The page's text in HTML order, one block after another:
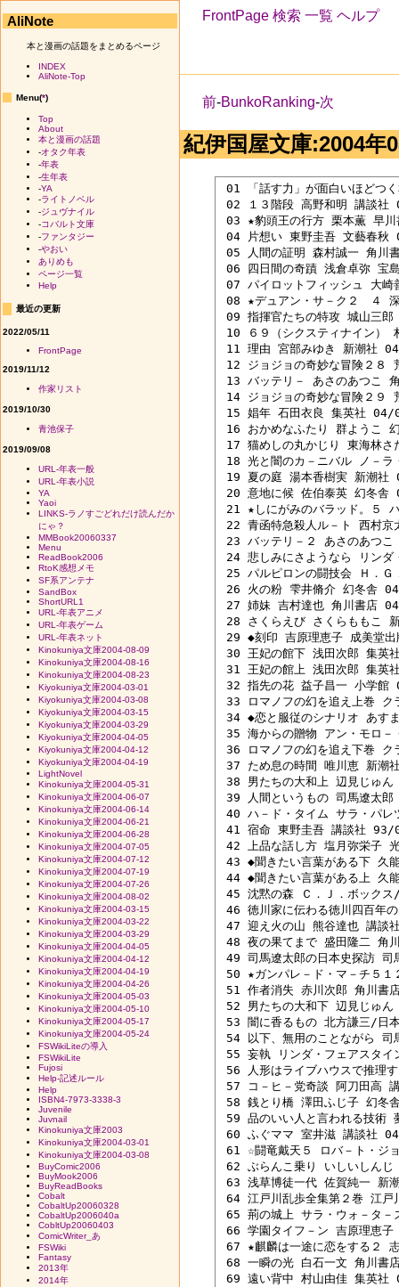
FrontPage 検索 一覧 ヘルプ
前-BunkoRanking-次
紀伊国屋文庫:2004年
01 「話す力」が面白いほど
02 １３階段 高野和明 講談
03 ★豹頭王の行方 栗本薫 早
04 片想い 東野圭吾 文藝春
05 人間の証明 森村誠一 角
06 四日間の奇蹟 浅倉卓弥
07 パイロットフィッシュ 大
08 ★デュアン・サ－ク２　４
09 指揮官たちの特攻 城山三
10 ６９（シクスティナイン
11 理由 宮部みゆき 新潮社
12 ジョジョの奇妙な冒険２
13 バッテリ－ あさのあつこ
14 ジョジョの奇妙な冒険２
15 娼年 石田衣良 集英社
16 おかめなふたり 群ようこ
17 猫めしの丸かじり 東海林
18 光と闇のカ－ニバル ノ－
19 夏の庭 湯本香樹実 新潮
20 意地に候 佐伯泰英 幻冬
21 ★しにがみのバラッド。５
22 青函特急殺人ル－ト 西村
23 バッテリ－２ あさのあつ
24 悲しみにさようなら リン
25 パルピロンの闘技会 Ｈ．
26 火の粉 雫井脩介 幻冬舎
27 姉妹 吉村達也 角川書店
28 さくらえび さくらももこ
29 ◆刻印 吉原理恵子 成美堂
30 王妃の館下 浅田次郎 集
31 王妃の館上 浅田次郎 集
32 指先の花 益子昌一 小学
33 ロマノフの幻を追え上巻
34 ◆恋と服従のシナリオ あ
35 海からの贈物 アン・モロ
36 ロマノフの幻を追え下巻
37 ため息の時間 唯川恵 新
38 男たちの大和上 辺見じゅ
39 人間というもの 司馬遼太
40 ハ－ド・タイム サラ・パ
41 宿命 東野圭吾 講談社
42 上品な話し方 塩月弥栄子
43 ◆聞きたい言葉がある下
44 ◆聞きたい言葉がある上
45 沈黙の森 Ｃ．Ｊ．ボック
46 徳川家に伝わる徳川四百
47 迎え火の山 熊谷達也 講
48 夜の果てまで 盛田隆二
49 司馬遼太郎の日本史探訪
50 ★ガンパレ－ド・マ－チ５
51 作者消失 赤川次郎 角川
52 男たちの大和下 辺見じゅ
53 闇に香るもの 北方謙三/
54 以下、無用のことながら
55 妄執 リンダ・フェアスタ
56 人形はライブハウスで推
57 コ－ヒ－党奇談 阿刀田高
58 銭とり橋 澤田ふじ子 幻
59 品のいい人と言われる技
60 ふぐママ 室井滋 講談社
61 ☆闘竜戴天５ ロバ－ト・
62 ぶらんこ乗り いしいしん
63 浅草博徒一代 佐賀純一
64 江戸川乱歩全集第２巻 江
65 荊の城上 サラ・ウォ－タ
66 学園タイフ－ン 吉原理恵
67 ★麒麟は一途に恋をする２
68 一瞬の光 白石一文 角川
69 遠い背中 村山由佳 集英
AliNote
本と漫画の話題をまとめるページ
INDEX
AliNote-Top
Menu(*)
Top
About
本と漫画の話題
-オタク年表
-年表
-生年表
-YA
-ライトノベル
-ジュヴナイル
-コバルト文庫
-ファンタジー
-やおい
ありめも
ページ一覧
Help
最近の更新
2022/05/11
FrontPage
2019/11/12
作家リスト
2019/10/30
青池保子
2019/09/08
URL-年表一般
URL-年表小説
YA
Yaoi
LINKS-ラノすごどれだけ読んだか
にゃ？
MMBook20060337
Menu
ReadBook2006
RtoK感想メモ
SF系アンテナ
SandBox
ShortURL1
URL-年表アニメ
URL-年表ゲーム
URL-年表ネット
Kinokuniya文庫2004-08-09
Kinokuniya文庫2004-08-16
Kinokuniya文庫2004-08-23
Kiyokuniya文庫2004-03-01
Kiyokuniya文庫2004-03-08
Kiyokuniya文庫2004-03-15
Kiyokuniya文庫2004-03-29
Kiyokuniya文庫2004-04-05
Kiyokuniya文庫2004-04-12
Kiyokuniya文庫2004-04-19
LightNovel
Kinokuniya文庫2004-05-31
Kinokuniya文庫2004-06-07
Kinokuniya文庫2004-06-14
Kinokuniya文庫2004-06-21
Kinokuniya文庫2004-06-28
Kinokuniya文庫2004-07-05
Kinokuniya文庫2004-07-12
Kinokuniya文庫2004-07-19
Kinokuniya文庫2004-07-26
Kinokuniya文庫2004-08-02
Kinokuniya文庫2004-03-15
Kinokuniya文庫2004-03-22
Kinokuniya文庫2004-03-29
Kinokuniya文庫2004-04-05
Kinokuniya文庫2004-04-12
Kinokuniya文庫2004-04-19
Kinokuniya文庫2004-04-26
Kinokuniya文庫2004-05-03
Kinokuniya文庫2004-05-10
Kinokuniya文庫2004-05-17
Kinokuniya文庫2004-05-24
FSWikiLiteの導入
FSWikiLite
Fujosi
Help-記述ルール
Help
ISBN4-7973-3338-3
Juvenile
Juvnail
Kinokuniya文庫2003
Kinokuniya文庫2004-03-01
Kinokuniya文庫2004-03-08
BuyComic2006
BuyMook2006
BuyReadBooks
Cobalt
CobaltUp20060328
CobaltUp2006040a
CobltUp20060403
ComicWriter_あ
FSWiki
Fantasy
2013年
2014年